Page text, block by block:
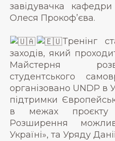
завідувачка
Олеся Прокофʼєва.
Тренінг
заходів, який
Майстерня
студентського
організовано UNDP в
підтримки
в межах проєкту
Розширення
Україні», та Уряду